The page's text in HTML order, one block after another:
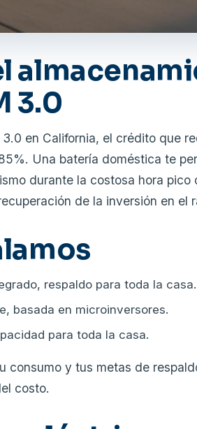
3.0
en California, el crédito que
Una batería doméstica te
durante la costosa hora pico
de la inversión en el
respaldo para toda la casa.
basada en microinversores.
para toda la casa.
consumo y tus metas de
costo.